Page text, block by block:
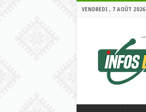
VENDREDI , 7 AOÛT 2026